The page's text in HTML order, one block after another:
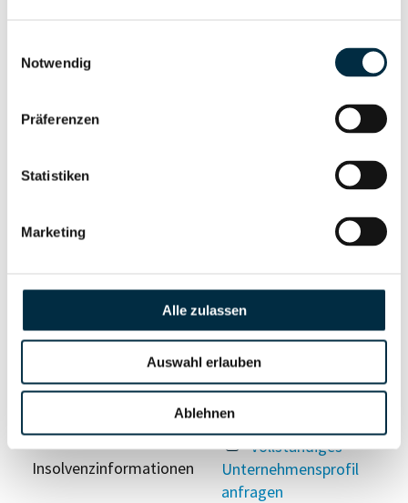
Notwendig
Präferenzen
Statistiken
Marketing
Alle zulassen
Auswahl erlauben
Ablehnen
Unternehmensnetzwerk
Unternehmensprofil
Berechtigten Pfad
Unternehmensprofil
Sanktionslistenstatus
Vollständiges
Unternehmensprofil
anfragen
Insolvenzinformationen
Vollständiges
Unternehmensprofil
anfragen